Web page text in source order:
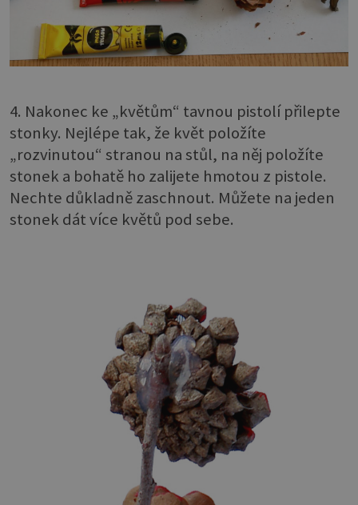
4. Nakonec ke „květům“ tavnou pistolí přilepte
stonky. Nejlépe tak, že květ položíte
„rozvinutou“ stranou na stůl, na něj položíte
stonek a bohatě ho zalijete hmotou z pistole.
Nechte důkladně zaschnout. Můžete na jeden
stonek dát více květů pod sebe.